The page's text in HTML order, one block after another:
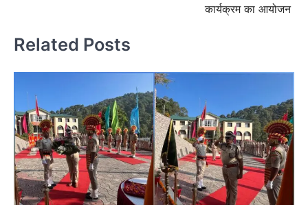
कार्यक्रम का आयोजन
Related Posts